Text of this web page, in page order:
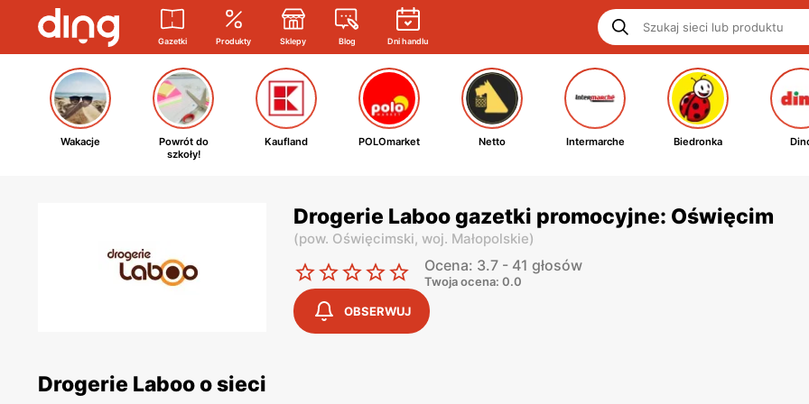
Gazetki Produkty Sklepy Blog Dni handlu
Wakacje
Powrót do
szkoły!
Kaufland POLOmarket Netto Intermarche Biedronka
Drogerie Laboo gazetki promocyjne: Oświęcim
(pow. Oświęcimski, woj. Małopolskie)
Ocena: 3.7 - 41 głosów
Twoja ocena: 0.0
OBSERWUJ
Drogerie Laboo o sieci